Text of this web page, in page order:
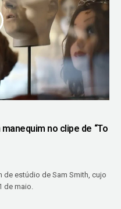
no clipe de “To
de estúdio de Sam Smith, cujo
de maio.